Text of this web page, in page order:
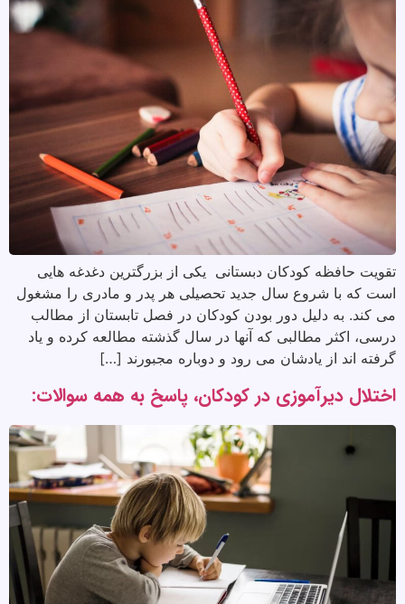
تقویت حافظه کودکان دبستانی یکی از بزرگترین دغدغه هایی
است که با شروع سال جدید تحصیلی هر پدر و مادری را مشغول
می کند. به دلیل دور بودن کودکان در فصل تابستان از مطالب
درسی، اکثر مطالبی که آنها در سال گذشته مطالعه کرده و یاد
گرفته اند از یادشان می رود و دوباره مجبورند […]
اختلال دیرآموزی در کودکان، پاسخ به همه سوالات: